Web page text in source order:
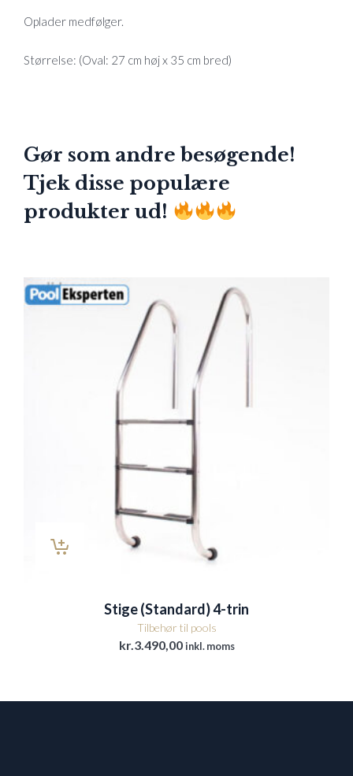
Oplader medfølger.
Størrelse: (Oval: 27 cm høj x 35 cm bred)
Gør som andre besøgende!
Tjek disse populære
produkter ud!
Stige (Standard) 4-trin
Tilbehør til pools
kr.3.490,00 inkl. moms